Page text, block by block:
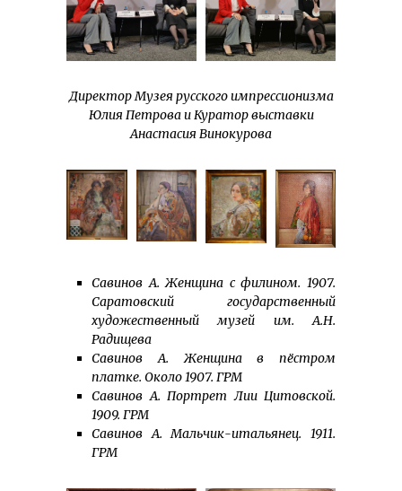
Директор Музея русского импрессионизма
Юлия Петрова и Куратор выставки
Анастасия Винокурова
Савинов А. Женщина с филином. 1907.
Саратовский государственный
художественный музей им. А.Н.
Радищева
Савинов А. Женщина в пёстром
платке. Около 1907. ГРМ
Савинов А. Портрет Лии Цитовской.
1909. ГРМ
Савинов А. Мальчик-итальянец. 1911.
ГРМ